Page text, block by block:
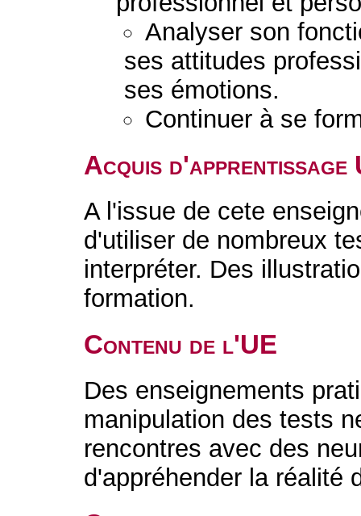
Analyser son
ses attitudes
ses émotions.
Continuer à se
Acquis d'apprentissage
A l'issue de cete
d'utiliser de nombreux
interpréter. Des
formation.
Contenu de l'UE
Des enseignements
manipulation des tests
rencontres avec des
d'appréhender la réalité